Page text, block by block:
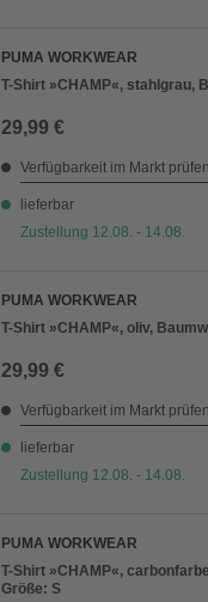
PUMA WORKWEAR
T-Shirt »CHAMP«, stahlgrau,
29,99 €
Verfügbarkeit im Markt prüfen
lieferbar
Zustellung 12.08. - 14.08.
PUMA WORKWEAR
T-Shirt »CHAMP«, oliv,
29,99 €
Verfügbarkeit im Markt prüfen
lieferbar
Zustellung 12.08. - 14.08.
PUMA WORKWEAR
T-Shirt »CHAMP«,
Größe: S